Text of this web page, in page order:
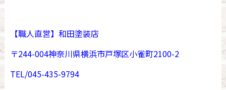
【職人直営】和田塗装店
〒244-004神奈川県横浜市戸塚区小雀町2100-2
TEL/045-435-9794